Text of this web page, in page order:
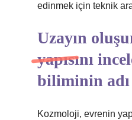
edinmek için teknik
Uzayın
yapısını
biliminin
Kozmoloji, evrenin